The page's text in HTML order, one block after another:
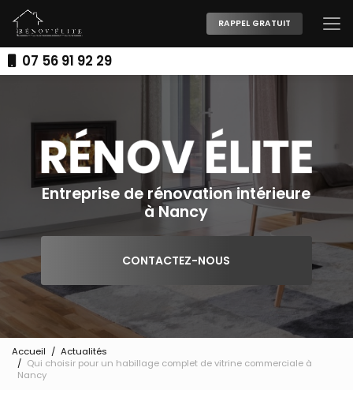
au
contenu
principal07 56 91 92 29
RAPPEL GRATUIT
Entreprise de rénovation intérieure
à Nancy
CONTACTEZ-NOUS
Accueil
Actualités
Qui choisir pour un habillage complet de vitrine commerciale à
Nancy